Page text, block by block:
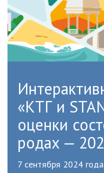
«КТГ и
оценки
родах —
7 сентября 2024 года